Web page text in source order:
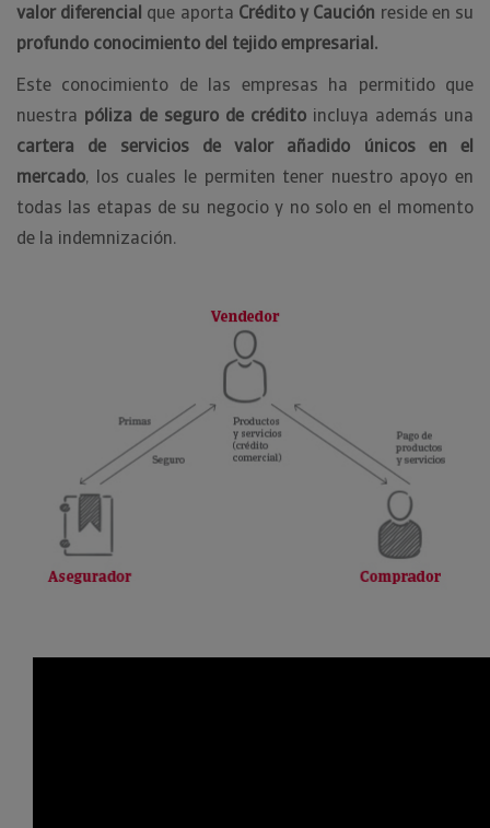
valor diferencial que aporta Crédito y Caución reside en su
profundo conocimiento del tejido empresarial.
Este conocimiento de las empresas ha permitido que
nuestra póliza de seguro de crédito incluya además una
cartera de servicios de valor añadido únicos en el
mercado, los cuales le permiten tener nuestro apoyo en
todas las etapas de su negocio y no solo en el momento
de la indemnización.